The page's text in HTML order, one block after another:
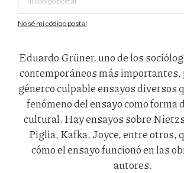
No sé mi código postal
Eduardo Grüner, uno de los
contemporáneos más importantes,
génerco culpable ensayos diversos
fenómeno del ensayo como forma
cultural. Hay ensayos sobre
Piglia, Kafka, Joyce, entre otros,
cómo el ensayo funcionó en las
autores.